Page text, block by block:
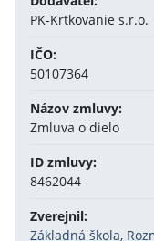
PK-Krtkovanie s.r.o.
IČO:
50107364
Názov zmluvy:
Zmluva o dielo
ID zmluvy:
8462044
Zverejnil:
Základná škola,